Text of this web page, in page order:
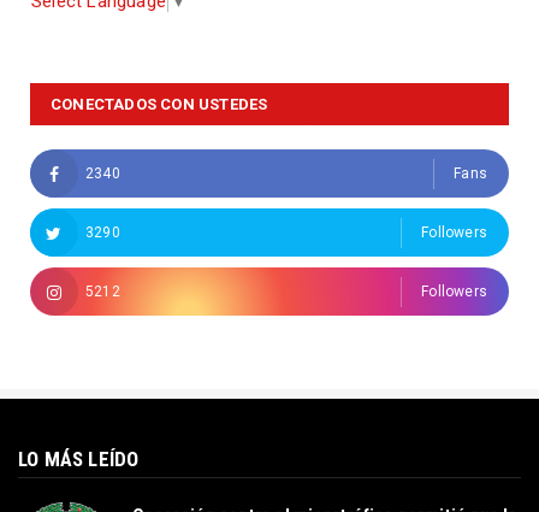
CONECTADOS CON USTEDES
2340 Fans
3290 Followers
5212 Followers
LO MÁS LEÍDO